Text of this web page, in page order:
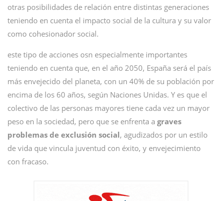
otras posibilidades de relación entre distintas generaciones
teniendo en cuenta el impacto social de la cultura y su valor
como cohesionador social.
este tipo de acciones osn especialmente importantes
teniendo en cuenta que, en el año 2050, España será el país
más envejecido del planeta, con un 40% de su población por
encima de los 60 años, según Naciones Unidas. Y es que el
colectivo de las personas mayores tiene cada vez un mayor
peso en la sociedad, pero que se enfrenta a graves
problemas de exclusión social, agudizados por un estilo
de vida que vincula juventud con éxito, y envejecimiento
con fracaso.